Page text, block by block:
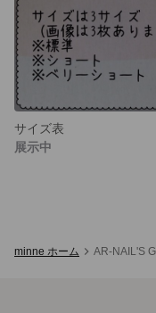
サイズ表
展示中
minne ホーム AR-NAIL'S